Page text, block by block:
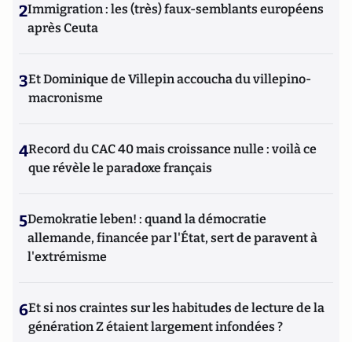
2Immigration : les (très) faux-semblants européens
après Ceuta
3Et Dominique de Villepin accoucha du villepino-
macronisme
4Record du CAC 40 mais croissance nulle : voilà ce
que révèle le paradoxe français
5Demokratie leben! : quand la démocratie
allemande, financée par l'État, sert de paravent à
l'extrémisme
6Et si nos craintes sur les habitudes de lecture de la
génération Z étaient largement infondées ?